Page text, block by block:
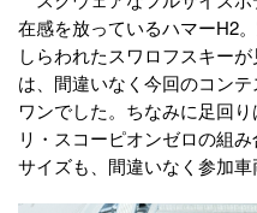
在感を放っているハマーH2
しらわれたスワロフスキー
は、間違いなく今回のコン
ワンでした。ちなみに足回
リ・スコーピオンゼロの組
サイズも、間違いなく参加車